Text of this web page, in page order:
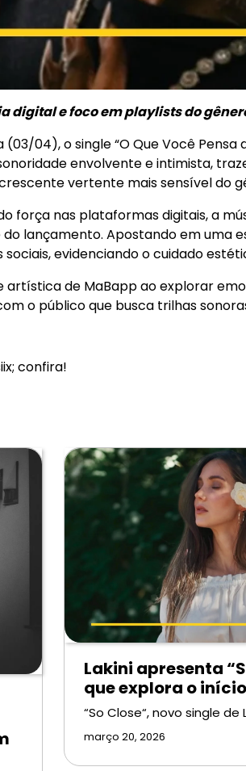
digital e foco em playlists do
04), o single “O Que Você
envolvente e intimista,
vertente mais sensível do
força nas plataformas digitais, a
do lançamento. Apostando em
evidenciando o cuidado
artística de MaBapp ao explorar
o público que busca trilhas
confira!
Lakini apresenta
que explora o
“So Close“, novo single de
março 20, 2026